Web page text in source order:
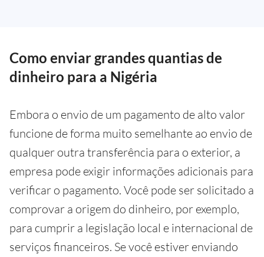
Como enviar grandes quantias de
dinheiro para a Nigéria
Embora o envio de um pagamento de alto valor
funcione de forma muito semelhante ao envio de
qualquer outra transferência para o exterior, a
empresa pode exigir informações adicionais para
verificar o pagamento. Você pode ser solicitado a
comprovar a origem do dinheiro, por exemplo,
para cumprir a legislação local e internacional de
serviços financeiros. Se você estiver enviando